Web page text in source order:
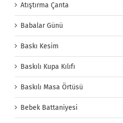
Atıştırma Çanta
Babalar Günü
Baskı Kesim
Baskılı Kupa Kılıfı
Baskılı Masa Örtüsü
Bebek Battaniyesi